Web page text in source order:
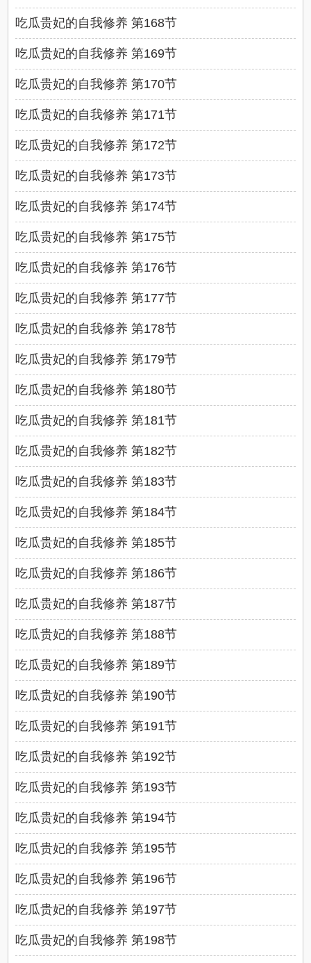
吃瓜贵妃的自我修养 第168节
吃瓜贵妃的自我修养 第169节
吃瓜贵妃的自我修养 第170节
吃瓜贵妃的自我修养 第171节
吃瓜贵妃的自我修养 第172节
吃瓜贵妃的自我修养 第173节
吃瓜贵妃的自我修养 第174节
吃瓜贵妃的自我修养 第175节
吃瓜贵妃的自我修养 第176节
吃瓜贵妃的自我修养 第177节
吃瓜贵妃的自我修养 第178节
吃瓜贵妃的自我修养 第179节
吃瓜贵妃的自我修养 第180节
吃瓜贵妃的自我修养 第181节
吃瓜贵妃的自我修养 第182节
吃瓜贵妃的自我修养 第183节
吃瓜贵妃的自我修养 第184节
吃瓜贵妃的自我修养 第185节
吃瓜贵妃的自我修养 第186节
吃瓜贵妃的自我修养 第187节
吃瓜贵妃的自我修养 第188节
吃瓜贵妃的自我修养 第189节
吃瓜贵妃的自我修养 第190节
吃瓜贵妃的自我修养 第191节
吃瓜贵妃的自我修养 第192节
吃瓜贵妃的自我修养 第193节
吃瓜贵妃的自我修养 第194节
吃瓜贵妃的自我修养 第195节
吃瓜贵妃的自我修养 第196节
吃瓜贵妃的自我修养 第197节
吃瓜贵妃的自我修养 第198节